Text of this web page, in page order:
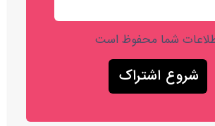
شما محفوظ است